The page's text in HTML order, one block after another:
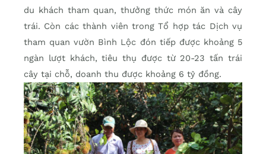
du khách tham quan, thưởng thức món ăn và cây
trái. Còn các thành viên trong Tổ hợp tác Dịch vụ
tham quan vườn Bình Lộc đón tiếp được khoảng 5
ngàn lượt khách, tiêu thụ được từ 20-23 tấn trái
cây tại chỗ, doanh thu được khoảng 6 tỷ đồng.